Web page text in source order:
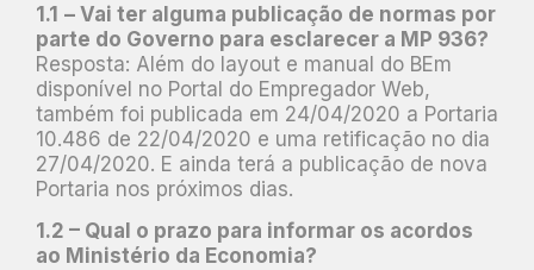
1.1 – Vai ter alguma publicação de normas por
parte do Governo para esclarecer a MP 936?
Resposta: Além do layout e manual do BEm
disponível no Portal do Empregador Web,
também foi publicada em 24/04/2020 a Portaria
10.486 de 22/04/2020 e uma retificação no dia
27/04/2020. E ainda terá a publicação de nova
Portaria nos próximos dias.
1.2 – Qual o prazo para informar os acordos
ao Ministério da Economia?